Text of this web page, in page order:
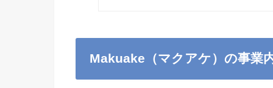
Makuake （マクアケ）の事業